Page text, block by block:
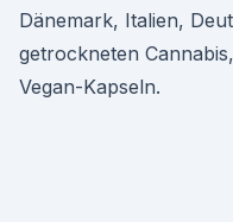
Dänemark, Italien,
getrockneten
Vegan-Kapseln.